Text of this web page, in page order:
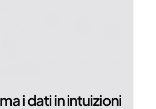
i dati in intuizioni